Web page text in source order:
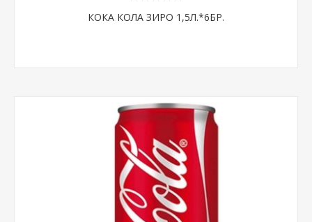
КОКА КОЛА ЗИРО 1,5Л.*6БР.